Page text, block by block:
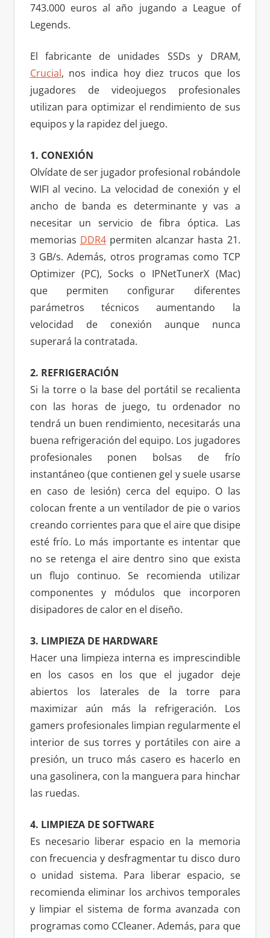
743.000 euros al año jugando a League of
Legends.
El fabricante de unidades SSDs y DRAM,
Crucial, nos indica hoy diez trucos que los
jugadores de videojuegos profesionales
utilizan para optimizar el rendimiento de sus
equipos y la rapidez del juego.
1. CONEXIÓN
Olvídate de ser jugador profesional robándole
WIFI al vecino. La velocidad de conexión y el
ancho de banda es determinante y vas a
necesitar un servicio de fibra óptica. Las
memorias DDR4permiten alcanzar hasta 21.
3 GB/s. Además, otros programas como TCP
Optimizer (PC), Socks o IPNetTunerX (Mac)
que permiten configurar diferentes
parámetros técnicos aumentando la
velocidad de conexión aunque nunca
superará la contratada.
2. REFRIGERACIÓN
Si la torre o la base del portátil se recalienta
con las horas de juego, tu ordenador no
tendrá un buen rendimiento, necesitarás una
buena refrigeración del equipo. Los jugadores
profesionales ponen bolsas de frío
instantáneo (que contienen gel y suele usarse
en caso de lesión) cerca del equipo. O las
colocan frente a un ventilador de pie o varios
creando corrientes para que el aire que disipe
esté frío. Lo más importante es intentar que
no se retenga el aire dentro sino que exista
un flujo continuo. Se recomienda utilizar
componentes y módulos que incorporen
disipadores de calor en el diseño.
3. LIMPIEZA DE HARDWARE
Hacer una limpieza interna es imprescindible
en los casos en los que el jugador deje
abiertos los laterales de la torre para
maximizar aún más la refrigeración. Los
gamers profesionales limpian regularmente el
interior de sus torres y portátiles con aire a
presión, un truco más casero es hacerlo en
una gasolinera, con la manguera para hinchar
las ruedas.
4. LIMPIEZA DE SOFTWARE
Es necesario liberar espacio en la memoria
con frecuencia y desfragmentar tu disco duro
o unidad sistema. Para liberar espacio, se
recomienda eliminar los archivos temporales
y limpiar el sistema de forma avanzada con
programas como CCleaner. Además, para que